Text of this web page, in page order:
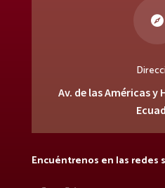

Av. de las Américas
Encuéntrenos en las redes